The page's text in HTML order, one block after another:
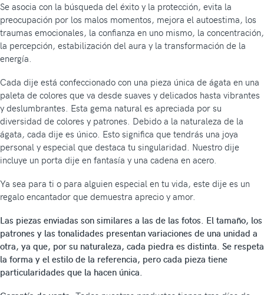
Se asocia con la búsqueda del éxito y la protección, evita la
preocupación por los malos momentos, mejora el autoestima, los
traumas emocionales, la confianza en uno mismo, la concentración,
la percepción, estabilización del aura y la transformación de la
energía.
Cada dije está confeccionado con una pieza única de ágata en una
paleta de colores que va desde suaves y delicados hasta vibrantes
y deslumbrantes. Esta gema natural es apreciada por su
diversidad de colores y patrones. Debido a la naturaleza de la
ágata, cada dije es único. Esto significa que tendrás una joya
personal y especial que destaca tu singularidad. Nuestro dije
incluye un porta dije en fantasía y una cadena en acero.
Ya sea para ti o para alguien especial en tu vida, este dije es un
regalo encantador que demuestra aprecio y amor.
Las piezas enviadas son similares a las de las fotos. El tamaño, los
patrones y las tonalidades presentan variaciones de una unidad a
otra, ya que, por su naturaleza, cada piedra es distinta. Se respeta
la forma y el estilo de la referencia, pero cada pieza tiene
particularidades que la hacen única.